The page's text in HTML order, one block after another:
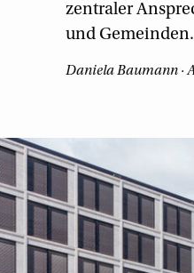
zentraler
und Gemeinden.
Daniela Baumann ·